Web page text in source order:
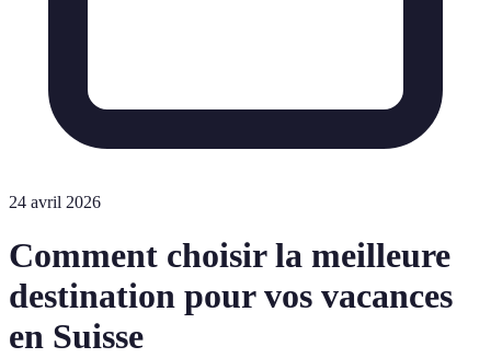
24 avril 2026
Comment choisir la meilleure
destination pour vos vacances
en Suisse